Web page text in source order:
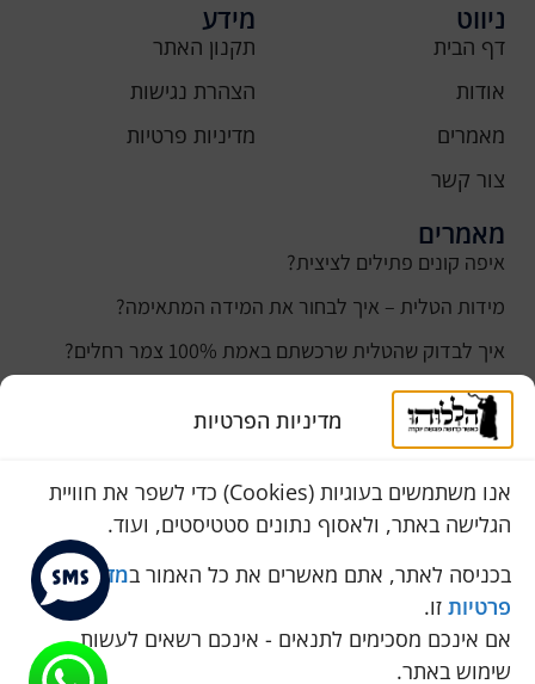
מדיניות הפרטיות
אנו משתמשים בעוגיות (Cookies) כדי לשפר את חוויית
הגלישה באתר, ולאסוף נתונים סטטיסטים, ועוד.
בכניסה לאתר, אתם מאשרים את כל האמור במדיניות
פרטיות זו.
אם אינכם מסכימים לתנאים - אינכם רשאים לעשות
שימוש באתר.
ניווט
דף הבית
אודות
מאמרים
צור קשר
מידע
תקנון האתר
הצהרת נגישות
מדיניות פרטיות
מאמרים
איפה קונים פתילים לציצית?
מידות הטלית – איך לבחור את המידה המתאימה?
איך לבדוק שהטלית שרכשתם באמת 100% צמר רחלים?
למה נהוג לקנות טלית לחתן ביום חתונתו?
כמה עולה טלית לחתן
סוגי טליתות
שירות לקוחות
050-774-8845
הכחול 10 א.ת, כנות
pini.mixum@gmail.com